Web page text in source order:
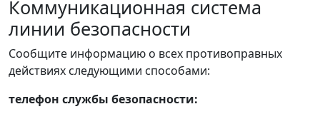
Коммуникационная система
линии безопасности
Сообщите информацию о всех противоправных
действиях следующими способами:
телефон службы безопасности: